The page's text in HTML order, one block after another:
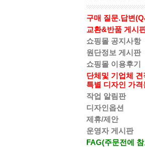
구매 질문.답변
교환&반품 게시
쇼핑몰 공지사항
원단정보 게시판
쇼핑몰 이용후기
단체및 기업체
특별 디자인 가격
작업 알림판
디자인옵션
제휴/제안
운영자 게시판
FAG(주문전에